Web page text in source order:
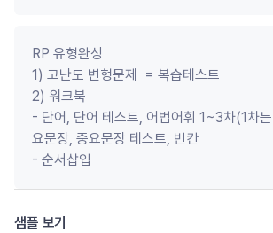
RP 유형완성
1) 고난도 변형문제  = 복습테스트
2) 워크북
- 단어, 단어 테스트, 어법어휘 1~3차(1차
요문장, 중요문장 테스트, 빈칸
- 순서삽입
샘플 보기